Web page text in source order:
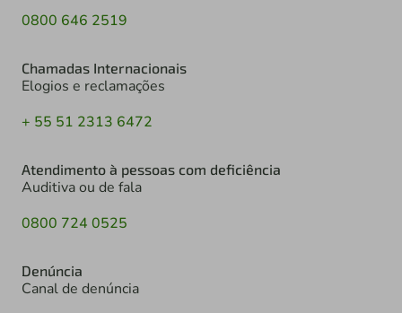
0800 646 2519
Chamadas Internacionais
Elogios e reclamações
+ 55 51 2313 6472
Atendimento à pessoas com deficiência
Auditiva ou de fala
0800 724 0525
Denúncia
Canal de denúncia